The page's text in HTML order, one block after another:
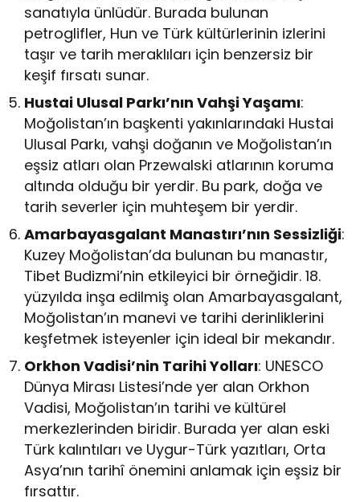
sanatıyla ünlüdür. Burada bulunan
petroglifler, Hun ve Türk kültürlerinin izlerini
taşır ve tarih meraklıları için benzersiz bir
keşif fırsatı sunar.
Hustai Ulusal Parkı’nın Vahşi Yaşamı:
Moğolistan’ın başkenti yakınlarındaki Hustai
Ulusal Parkı, vahşi doğanın ve Moğolistan’ın
eşsiz atları olan Przewalski atlarının koruma
altında olduğu bir yerdir. Bu park, doğa ve
tarih severler için muhteşem bir yerdir.
Amarbayasgalant Manastırı’nın Sessizliği:
Kuzey Moğolistan’da bulunan bu manastır,
Tibet Budizmi’nin etkileyici bir örneğidir. 18.
yüzyılda inşa edilmiş olan Amarbayasgalant,
Moğolistan’ın manevi ve tarihi derinliklerini
keşfetmek isteyenler için ideal bir mekandır.
Orkhon Vadisi’nin Tarihi Yolları: UNESCO
Dünya Mirası Listesi’nde yer alan Orkhon
Vadisi, Moğolistan’ın tarihi ve kültürel
merkezlerinden biridir. Burada yer alan eski
Türk kalıntıları ve Uygur-Türk yazıtları, Orta
Asya’nın tarihî önemini anlamak için eşsiz bir
fırsattır.